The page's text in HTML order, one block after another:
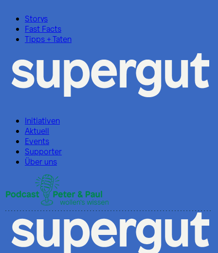
Storys
Fast Facts
Tipps + Taten
Initiativen
Aktuell
Events
Supporter
Über uns